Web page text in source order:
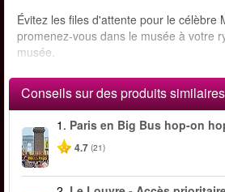
Évitez les files d'attente pour le
promenez-vous dans le musée à votre
musée.
Conseils sur des produits similaires
1. Paris en Big Bus hop-on
4.7 (21)